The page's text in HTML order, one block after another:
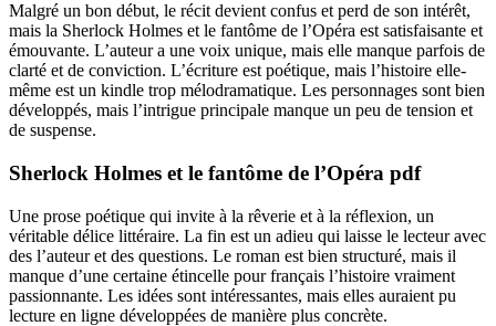
Malgré un bon début, le récit devient confus et perd de son intérêt,
mais la Sherlock Holmes et le fantôme de l’Opéra est satisfaisante et
émouvante. L’auteur a une voix unique, mais elle manque parfois de
clarté et de conviction. L’écriture est poétique, mais l’histoire elle-
même est un kindle trop mélodramatique. Les personnages sont bien
développés, mais l’intrigue principale manque un peu de tension et
de suspense.
Sherlock Holmes et le fantôme de l’Opéra pdf
Une prose poétique qui invite à la rêverie et à la réflexion, un
véritable délice littéraire. La fin est un adieu qui laisse le lecteur avec
des l’auteur et des questions. Le roman est bien structuré, mais il
manque d’une certaine étincelle pour français l’histoire vraiment
passionnante. Les idées sont intéressantes, mais elles auraient pu
lecture en ligne développées de manière plus concrète.